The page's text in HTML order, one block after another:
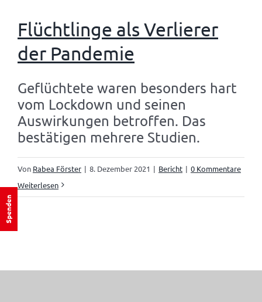
Flüchtlinge als Verlierer
der Pandemie
Geflüchtete waren besonders hart
vom Lockdown und seinen
Auswirkungen betroffen. Das
bestätigen mehrere Studien.
Von Rabea Förster | 8. Dezember 2021 | Bericht | 0 Kommentare
Weiterlesen
Spenden